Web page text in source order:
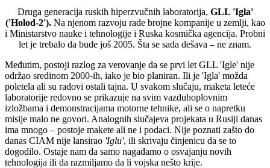
Druga generacija ruskih hiperzvučnih laboratorija, GLL 'Igla'
('Holod-2').Na njenom razvoju rade brojne kompanije u zemlji, kao
i Ministarstvo nauke i tehnologije i Ruska kosmička agencija. Probni
let je trebalo da bude još 2005. Šta se sada dešava – ne znam.
Međutim, postoji razlog za verovanje da se prvi let GLL 'Igle' nije
održao sredinom 2000-ih, iako je bio planiran. Ili je 'Igla' možda
poletela ali su radovi ostali tajna. U svakom slučaju, maketa leteće
laboratorije redovno se prikazuje na svim vazduhoplovnim
izložbama i demonstracijama motorne tehnike, ali se o napretku
misije malo ne govori. Analognih slučajeva projekata u Rusiji danas
ima mnogo – postoje makete ali ne i podaci. Nije poznati zašto do
danas CIAM nije lansirao 'Iglu', ili skrivaju činjenicu da se to
dogodilo. Ostaje nam da samo nagađamo o osvajanju novih
tehnologija ili da razmiljamo da li vojska nešto krije.